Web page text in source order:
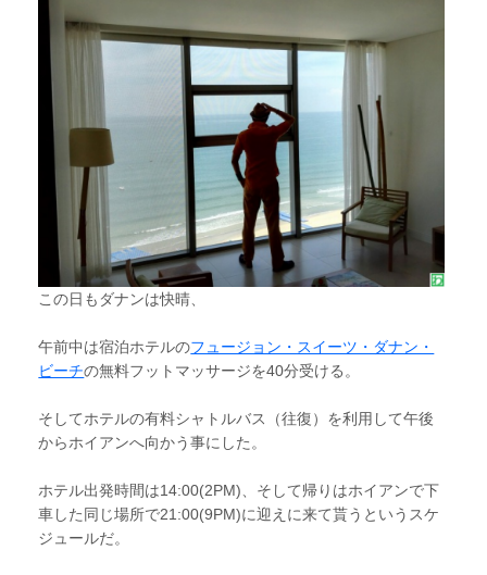
この日もダナンは快晴、
午前中は宿泊ホテルのフュージョン・スイーツ・ダナン・
ビーチの無料フットマッサージを40分受ける。
そしてホテルの有料シャトルバス（往復）を利用して午後
からホイアンへ向かう事にした。
ホテル出発時間は14:00(2PM)、そして帰りはホイアンで下
車した同じ場所で21:00(9PM)に迎えに来て貰うというスケ
ジュールだ。